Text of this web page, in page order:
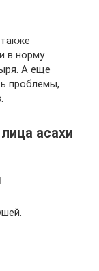
в норму
А еще
проблемы,
асахи